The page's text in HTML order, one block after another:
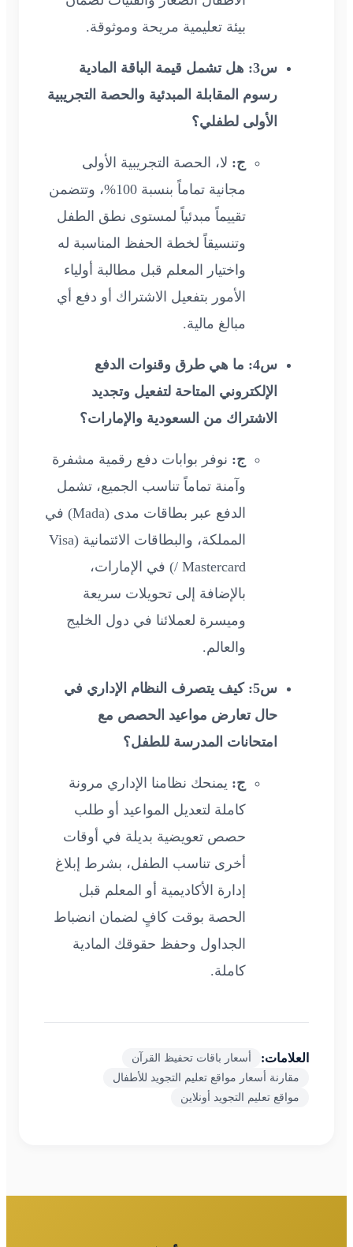
بيئة تعليمية مريحة وموثوقة.
س3: هل تشمل قيمة الباقة المادية
رسوم المقابلة المبدئية والحصة التجريبية
الأولى لطفلي؟
ج: لا، الحصة التجريبية الأولى
مجانية تماماً بنسبة 100%، وتتضمن
تقييماً مبدئياً لمستوى نطق الطفل
وتنسيقاً لخطة الحفظ المناسبة له
واختيار المعلم قبل مطالبة أولياء
الأمور بتفعيل الاشتراك أو دفع أي
مبالغ مالية.
س4: ما هي طرق وقنوات الدفع
الإلكتروني المتاحة لتفعيل وتجديد
الاشتراك من السعودية والإمارات؟
ج: نوفر بوابات دفع رقمية مشفرة
وآمنة تماماً تناسب الجميع، تشمل
الدفع عبر بطاقات مدى (Mada) في
المملكة، والبطاقات الائتمانية (Visa
/ Mastercard) في الإمارات،
بالإضافة إلى تحويلات سريعة
وميسرة لعملائنا في دول الخليج
والعالم.
س5: كيف يتصرف النظام الإداري في
حال تعارض مواعيد الحصص مع
امتحانات المدرسة للطفل؟
ج: يمنحك نظامنا الإداري مرونة
كاملة لتعديل المواعيد أو طلب
حصص تعويضية بديلة في أوقات
أخرى تناسب الطفل، بشرط إبلاغ
إدارة الأكاديمية أو المعلم قبل
الحصة بوقت كافٍ لضمان انضباط
الجداول وحفظ حقوقك المادية
كاملة.
العلامات:
أسعار باقات تحفيظ القرآن
مقارنة أسعار مواقع تعليم التجويد للأطفال
مواقع تعليم التجويد أونلاين